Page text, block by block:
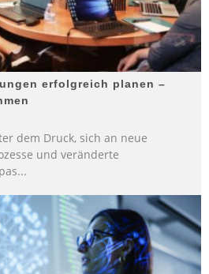
erfolgreich planen –
dem Druck, sich an neue
und veränderte
...